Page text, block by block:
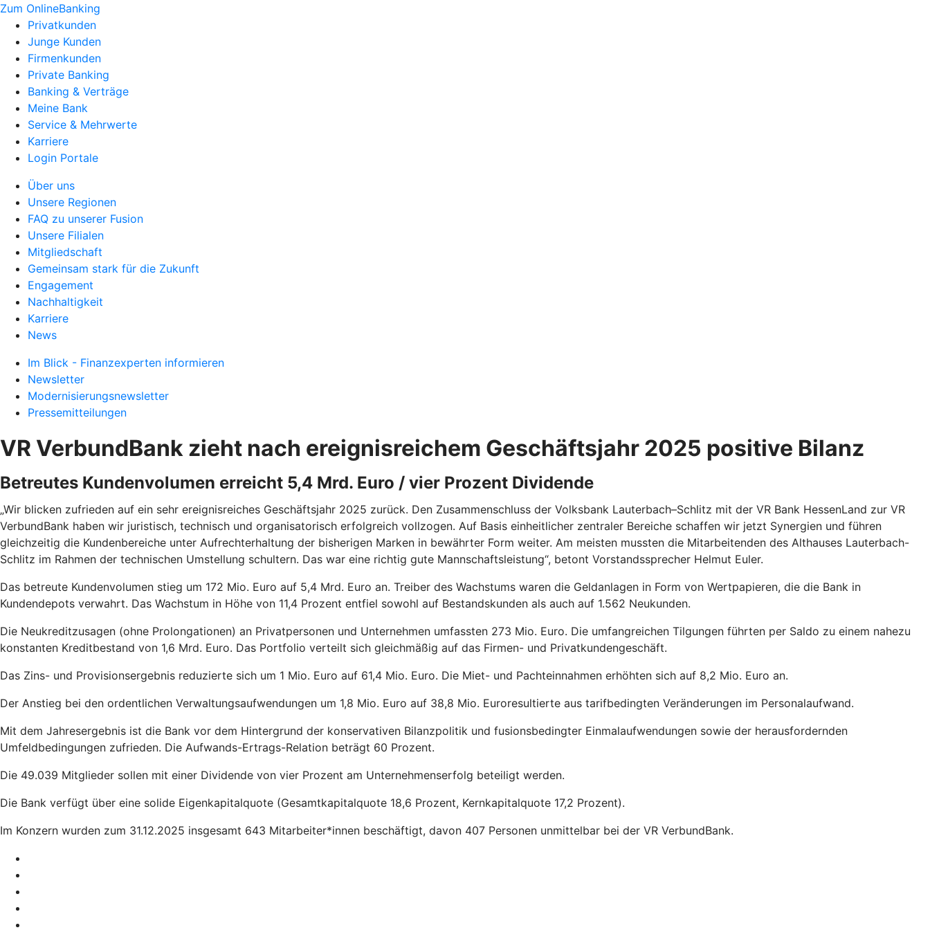
Zum OnlineBanking
Privatkunden
Junge Kunden
Firmenkunden
Private Banking
Banking & Verträge
Meine Bank
Service & Mehrwerte
Karriere
Login Portale
Über uns
Unsere Regionen
FAQ zu unserer Fusion
Unsere Filialen
Mitgliedschaft
Gemeinsam stark für die Zukunft
Engagement
Nachhaltigkeit
Karriere
News
Im Blick - Finanzexperten informieren
Newsletter
Modernisierungsnewsletter
Pressemitteilungen
VR VerbundBank zieht nach ereignisreichem Geschäftsjahr 2025 positive Bilanz
Betreutes Kundenvolumen erreicht 5,4 Mrd. Euro / vier Prozent Dividende
„Wir blicken zufrieden auf ein sehr ereignisreiches Geschäftsjahr 2025 zurück. Den Zusammenschluss der Volksbank Lauterbach–Schlitz mit der VR Bank HessenLand zur VR
VerbundBank haben wir juristisch, technisch und organisatorisch erfolgreich vollzogen. Auf Basis einheitlicher zentraler Bereiche schaffen wir jetzt Synergien und führen
gleichzeitig die Kundenbereiche unter Aufrechterhaltung der bisherigen Marken in bewährter Form weiter. Am meisten mussten die Mitarbeitenden des Althauses Lauterbach-
Schlitz im Rahmen der technischen Umstellung schultern. Das war eine richtig gute Mannschaftsleistung“, betont Vorstandssprecher Helmut Euler.
Das betreute Kundenvolumen stieg um 172 Mio. Euro auf 5,4 Mrd. Euro an. Treiber des Wachstums waren die Geldanlagen in Form von Wertpapieren, die die Bank in
Kundendepots verwahrt. Das Wachstum in Höhe von 11,4 Prozent entfiel sowohl auf Bestandskunden als auch auf 1.562 Neukunden.
Die Neukreditzusagen (ohne Prolongationen) an Privatpersonen und Unternehmen umfassten 273 Mio. Euro. Die umfangreichen Tilgungen führten per Saldo zu einem nahezu
konstanten Kreditbestand von 1,6 Mrd. Euro. Das Portfolio verteilt sich gleichmäßig auf das Firmen- und Privatkundengeschäft.
Das Zins- und Provisionsergebnis reduzierte sich um 1 Mio. Euro auf 61,4 Mio. Euro. Die Miet- und Pachteinnahmen erhöhten sich auf 8,2 Mio. Euro an.
Der Anstieg bei den ordentlichen Verwaltungsaufwendungen um 1,8 Mio. Euro auf 38,8 Mio. Euroresultierte aus tarifbedingten Veränderungen im Personalaufwand.
Mit dem Jahresergebnis ist die Bank vor dem Hintergrund der konservativen Bilanzpolitik und fusionsbedingter Einmalaufwendungen sowie der herausfordernden
Umfeldbedingungen zufrieden. Die Aufwands-Ertrags-Relation beträgt 60 Prozent.
Die 49.039 Mitglieder sollen mit einer Dividende von vier Prozent am Unternehmenserfolg beteiligt werden.
Die Bank verfügt über eine solide Eigenkapitalquote (Gesamtkapitalquote 18,6 Prozent, Kernkapitalquote 17,2 Prozent).
Im Konzern wurden zum 31.12.2025 insgesamt 643 Mitarbeiter*innen beschäftigt, davon 407 Personen unmittelbar bei der VR VerbundBank.